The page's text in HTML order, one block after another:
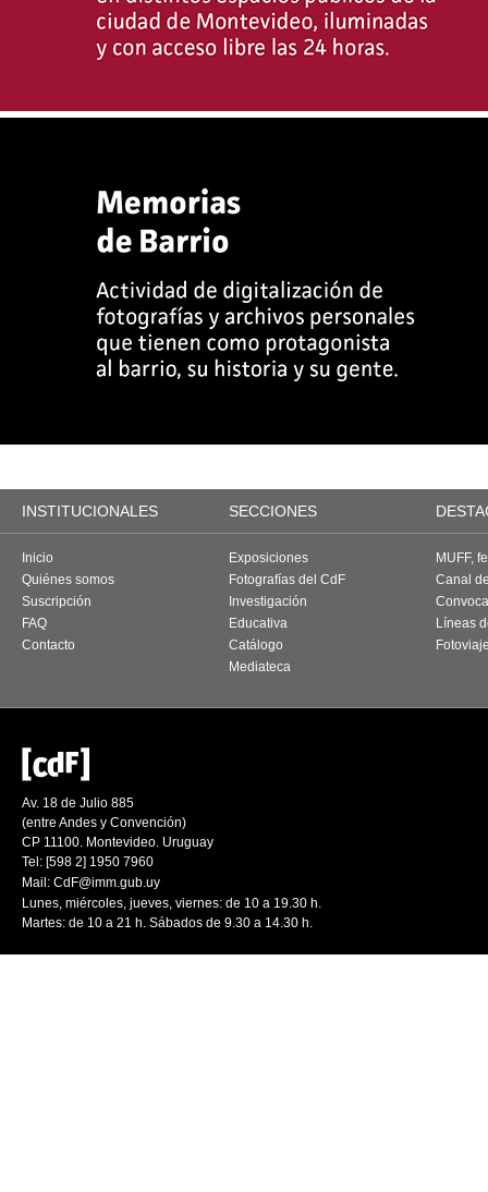
INSTITUCIONALES SECCIONES
Inicio
Quiénes somos
Suscripción
FAQ
Contacto
Exposiciones
Fotografías del CdF
Investigación
Educativa
Catálogo
Mediateca
MUFF,
Canal
Líneas
Av. 18 de Julio 885
(entre Andes y Convención)
CP 11100. Montevideo. Uruguay
Tel: [598 2] 1950 7960
Mail: CdF@imm.gub.uy
Lunes, miércoles, jueves, viernes: de 10 a 19.30 h.
Martes: de 10 a 21 h. Sábados de 9.30 a 14.30 h.